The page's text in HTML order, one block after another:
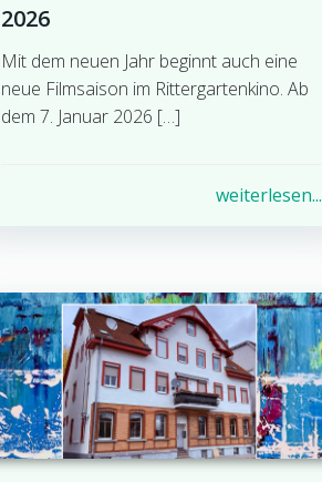
2026
Mit dem neuen Jahr beginnt auch eine
neue Filmsaison im Rittergartenkino. Ab
dem 7. Januar 2026 […]
weiterlesen...